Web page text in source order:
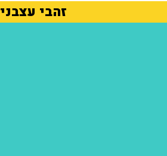
זהבי עצבני